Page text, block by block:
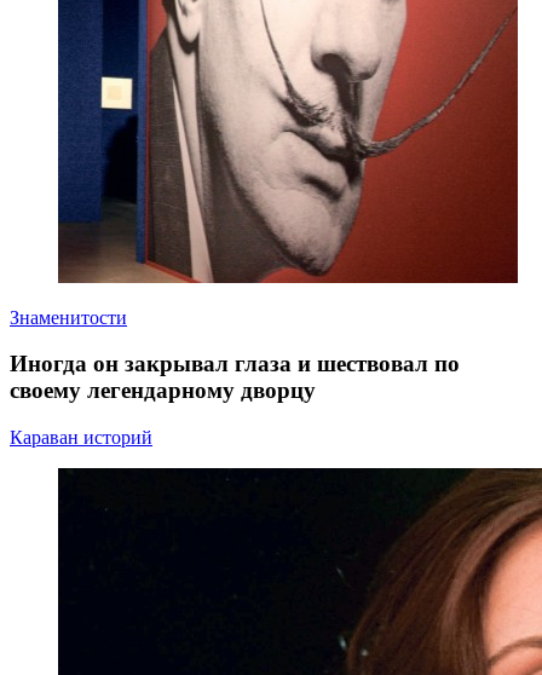
Знаменитости
Иногда он закрывал глаза и шествовал по
своему легендарному дворцу
Караван историй